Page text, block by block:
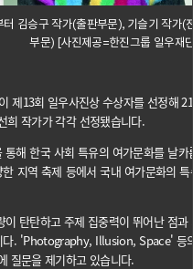
김승구 작가(출판부문), 기슬기 작가(
부문) [사진제공=한진그룹 일우재
제13회 일우사진상 수상자를 선정해
희 작가가 각각 선정됐습니다.
해 한국 사회 특유의 여가문화를 날
지역 축제 등에서 국내 여가문화의
탄탄하고 주제 집중력이 뛰어난 점
다. 'Photography, Illusion, Space' 등
질문을 제기하고 있습니다.